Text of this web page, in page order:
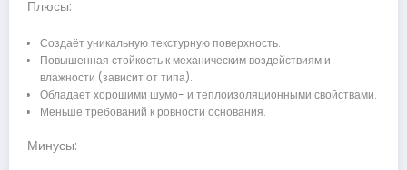
Плюсы:
Создаёт уникальную текстурную поверхность.
Повышенная стойкость к механическим воздействиям и
влажности (зависит от типа).
Обладает хорошими шумо- и теплоизоляционными свойствами.
Меньше требований к ровности основания.
Минусы: